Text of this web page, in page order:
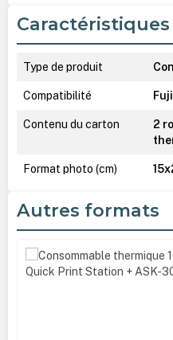
Type de produit
Compatibilité
Contenu du carton
2
Format photo (cm)
Autres formats
Ignorer la galerie de produits